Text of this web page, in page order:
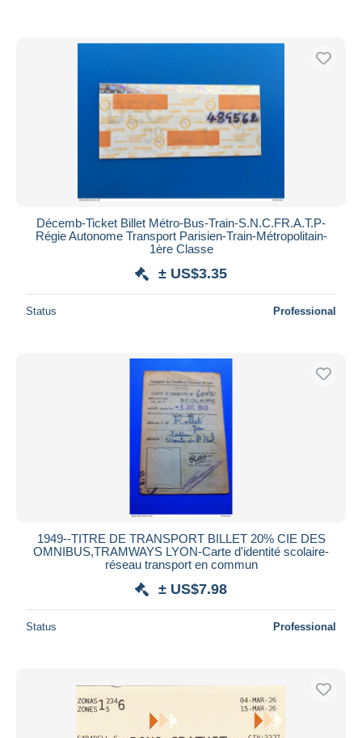
Décemb-Ticket Billet Métro-Bus-Train-S.N.C.F️R.A.T.P-
Régie Autonome Transport Parisien-Train-Métropolitain-
1ère Classe
± US$3.35
Status Professional
1949--TITRE DE TRANSPORT BILLET 20% CIE DES
OMNIBUS,TRAMWAYS LYON-Carte d'identité scolaire-
réseau transport en commun
± US$7.98
Status Professional